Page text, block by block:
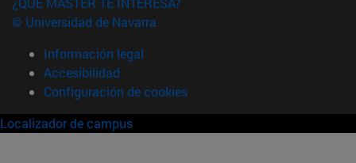
© Universidad de Navarra
Información legal
Accesibilidad
Configuración de cookies
Localizador de campus